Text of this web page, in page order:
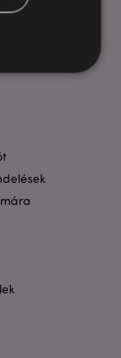
sütik
CookieScript